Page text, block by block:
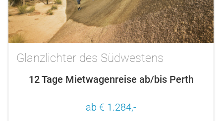
Glanzlichter des Südwestens
12 Tage Mietwagenreise ab/bis Perth
ab € 1.284,-